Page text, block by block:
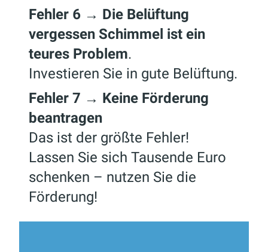
Fehler 6 → Die Belüftung
vergessen Schimmel ist ein
teures Problem.
Investieren Sie in gute Belüftung.
Fehler 7 → Keine Förderung
beantragen
Das ist der größte Fehler!
Lassen Sie sich Tausende Euro
schenken – nutzen Sie die
Förderung!